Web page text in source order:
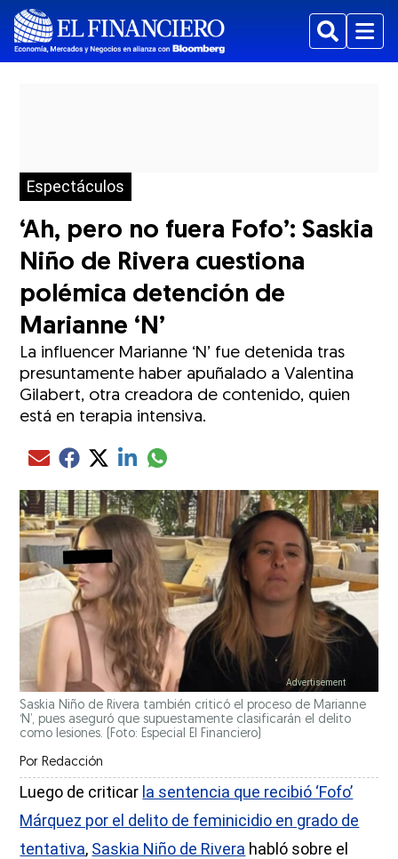
BuscarMenu
Espectáculos
‘Ah, pero no fuera Fofo’: Saskia
Niño de Rivera cuestiona
polémica detención de
Marianne ‘N’
La influencer Marianne ‘N’ fue detenida tras
presuntamente haber apuñalado a Valentina
Gilabert, otra creadora de contenido, quien
está en terapia intensiva.
Compartir el artículo actual mediante Email
Compartir el artículo actual mediante Facebook
Compartir el artículo actual mediante Twitter
Compartir el artículo actual mediante LinkedIn
Compartir el artículo actual mediante
Saskia Niño de Rivera también criticó el proceso de Marianne
‘N’, pues aseguró que supuestamente clasificarán el delito
como lesiones. (Foto: Especial El Financiero)
Por Redacción
Luego de criticar la sentencia que recibió ‘Fofo’
Márquez por el delito de feminicidio en grado de
tentativa, Saskia Niño de Rivera habló sobre el